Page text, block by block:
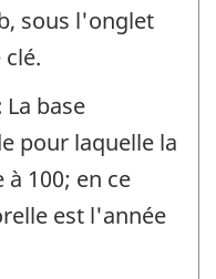
sous l'onglet
La base
pour laquelle la
100; en ce
est l'année